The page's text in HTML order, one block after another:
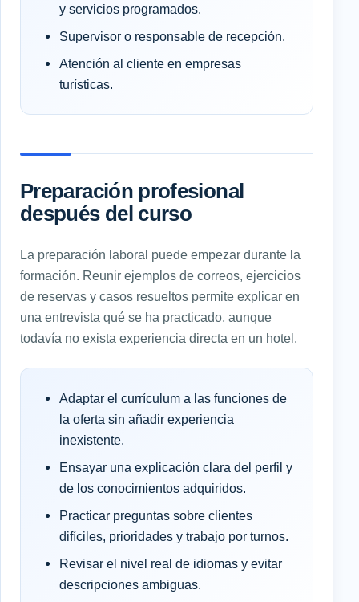
y servicios programados.
Supervisor o responsable de recepción.
Atención al cliente en empresas
turísticas.
Preparación profesional
después del curso
La preparación laboral puede empezar durante la
formación. Reunir ejemplos de correos, ejercicios
de reservas y casos resueltos permite explicar en
una entrevista qué se ha practicado, aunque
todavía no exista experiencia directa en un hotel.
Adaptar el currículum a las funciones de
la oferta sin añadir experiencia
inexistente.
Ensayar una explicación clara del perfil y
de los conocimientos adquiridos.
Practicar preguntas sobre clientes
difíciles, prioridades y trabajo por turnos.
Revisar el nivel real de idiomas y evitar
descripciones ambiguas.